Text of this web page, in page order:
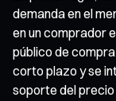
demanda en el
en un comprador
público de
corto plazo y se
soporte del